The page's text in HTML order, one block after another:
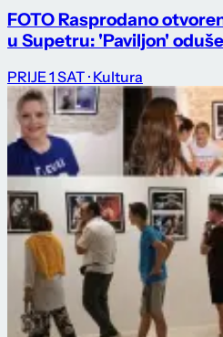
FOTO Rasprodano
u Supetru: 'Paviljon'
PRIJE 1 SAT · Kultura